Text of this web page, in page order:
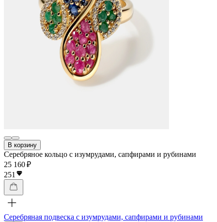
В корзину
Серебряное кольцо с изумрудами, сапфирами и рубинами
25 160 ₽
251
Серебряная подвеска с изумрудами, сапфирами и рубинами